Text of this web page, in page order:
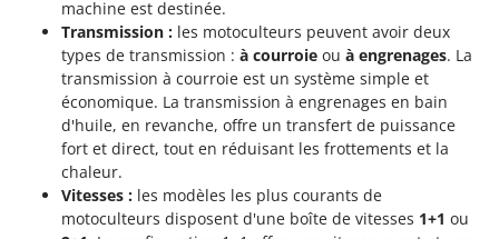
Santos
Sbaraglia
Schnitzer
Seven Italy
Shark
Silky
Simatech
machine est destinée.
Transmission : les motoculteurs peuvent avoir deux
types de transmission : à courroie ou à engrenages. La
transmission à courroie est un système simple et
économique. La transmission à engrenages en bain
d'huile, en revanche, offre un transfert de puissance
fort et direct, tout en réduisant les frottements et la
chaleur.
Vitesses : les modèles les plus courants de
motoculteurs disposent d'une boîte de vitesses 1+1 ou